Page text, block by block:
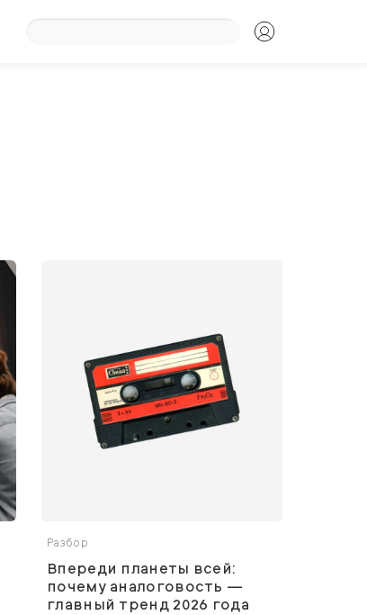
Разбор
Впереди планеты всей:
почему аналоговость —
главный тренд 2026 года